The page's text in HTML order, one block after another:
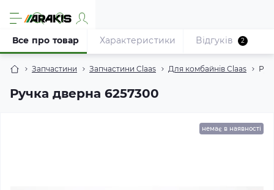
Запчастини Запчастини Claas Для комбайнів Claas
Ручка дверна 6257300
Все про товар Характеристики Відгуків 2
немає в наявності